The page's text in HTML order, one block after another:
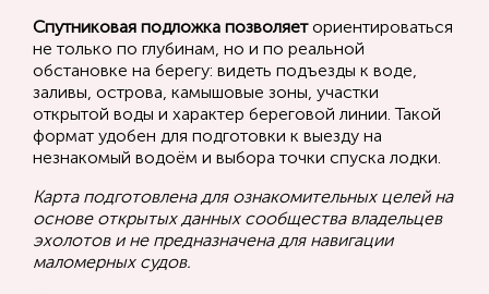
Спутниковая подложка позволяеториентироваться
не только по глубинам, но и по реальной
обстановке на берегу: видеть подъезды к воде,
заливы, острова, камышовые зоны, участки
открытой воды и характер береговой линии. Такой
формат удобен для подготовки к выезду на
незнакомый водоём и выбора точки спуска лодки.
Карта подготовлена для ознакомительных целей на
основе открытых данных сообщества владельцев
эхолотов и не предназначена для навигации
маломерных судов.